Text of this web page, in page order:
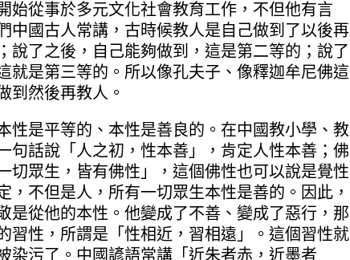
始從事於多元文化社會教育工作，不但他有言
中國古人常講，古時候教人是自己做到了以後再
說了之後，自己能夠做到，這是第二等的；說了
就是第三等的。所以像孔夫子、像釋迦牟尼佛這
到然後再教人。
性是平等的、本性是善良的。在中國教小學、教
句話說「人之初，性本善」，肯定人性本善；佛
切眾生，皆有佛性」，這個佛性也可以說是覺性
，不但是人，所有一切眾生本性是善的。因此，
是從他的本性。他變成了不善、變成了惡行，那
習性，所謂是「性相近，習相遠」。這個習性就
染污了。中國諺語常講「近朱者赤，近墨者